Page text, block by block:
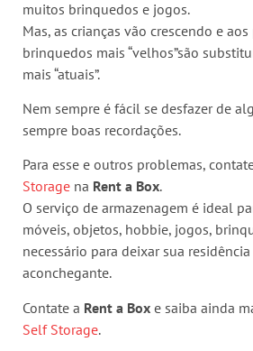
muitos brinquedos e jogos.
Mas, as crianças vão crescendo e
brinquedos mais “velhos”são
mais “atuais”.
Nem sempre é fácil se desfazer de
sempre boas recordações.
Para esse e outros problemas,
Storage na Rent a Box.
O serviço de armazenagem é ideal
móveis, objetos, hobbie, jogos,
necessário para deixar sua
aconchegante.
Contate a Rent a Box e saiba ainda
Self Storage.